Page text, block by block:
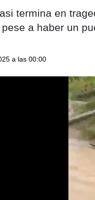
termina en
a haber un
a las 00:00